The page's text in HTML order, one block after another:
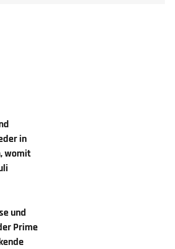
in
womit
und
Prime